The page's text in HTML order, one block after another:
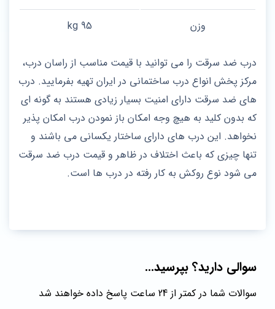
وزن 95 kg
درب ضد سرقت را می توانید با قیمت مناسب از راسان درب،
مرکز پخش انواع درب ساختمانی در ایران تهیه بفرمایید. درب
های ضد سرقت دارای امنیت بسیار زیادی هستند به گونه ای
که بدون کلید به هیچ وجه امکان باز نمودن درب امکان پذیر
نخواهد. این درب های دارای ساختار یکسانی می باشند و
تنها چیزی که باعث اختلاف در ظاهر و قیمت درب ضد سرقت
می شود نوع روکش به کار رفته در درب ها است.
سوالی دارید؟ بپرسید...
سوالات شما در کمتر از 24 ساعت پاسخ داده خواهند شد